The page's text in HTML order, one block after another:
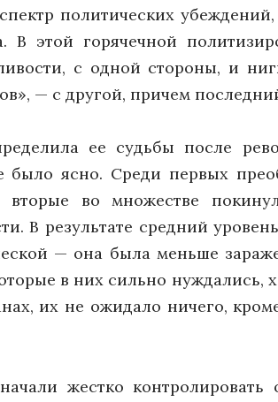
политических
В этой горячечной
с одной стороны, и
— с другой, причем
ее судьбы после
ясно. Среди первых
вторые во множестве
В результате средний
— она была меньше
в них сильно нуждались,
их не ожидало ничего,
жестко